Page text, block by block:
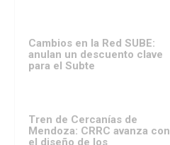
Cambios en la Red SUBE:
anulan un descuento clave
para el Subte
Tren de Cercanías de
Mendoza: CRRC avanza con
el diseño de los